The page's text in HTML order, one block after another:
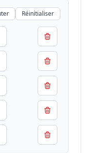
Réinitialiser